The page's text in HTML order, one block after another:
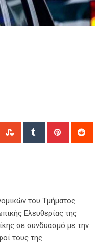
WhatsappStumbleUpon
Tumblr Pinterest
του Τμήματος
Ελευθερίας της
σε συνδυασμό με την
τους της